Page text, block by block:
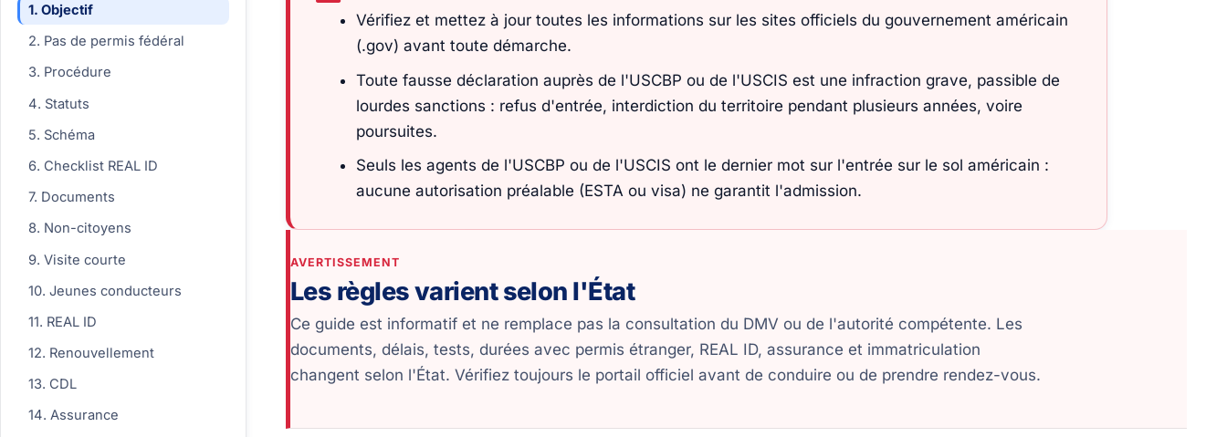
1. Objectif
2. Pas de permis fédéral
3. Procédure
4. Statuts
5. Schéma
6. Checklist REAL ID
7. Documents
8. Non-citoyens
9. Visite courte
10. Jeunes conducteurs
11. REAL ID
12. Renouvellement
13. CDL
14. Assurance
Vérifiez et mettez à jour toutes les informations sur les sites officiels du gouvernement américain
(.gov) avant toute démarche.
Toute fausse déclaration auprès de l'USCBP ou de l'USCIS est une infraction grave, passible de
lourdes sanctions : refus d'entrée, interdiction du territoire pendant plusieurs années, voire
poursuites.
Seuls les agents de l'USCBP ou de l'USCIS ont le dernier mot sur l'entrée sur le sol américain :
aucune autorisation préalable (ESTA ou visa) ne garantit l'admission.
AVERTISSEMENT
Les règles varient selon l'État
Ce guide est informatif et ne remplace pas la consultation du DMV ou de l'autorité compétente. Les
documents, délais, tests, durées avec permis étranger, REAL ID, assurance et immatriculation
changent selon l'État. Vérifiez toujours le portail officiel avant de conduire ou de prendre rendez-vous.